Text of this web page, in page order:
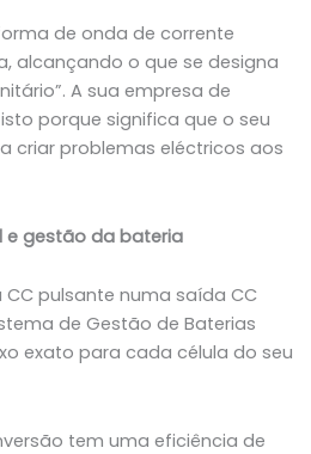
de onda de corrente
alcançando o que se designa
A sua empresa de
porque significa que o seu
criar problemas eléctricos aos
e gestão da bateria
pulsante numa saída CC
de Gestão de Baterias
exato para cada célula do seu
tem uma eficiência de